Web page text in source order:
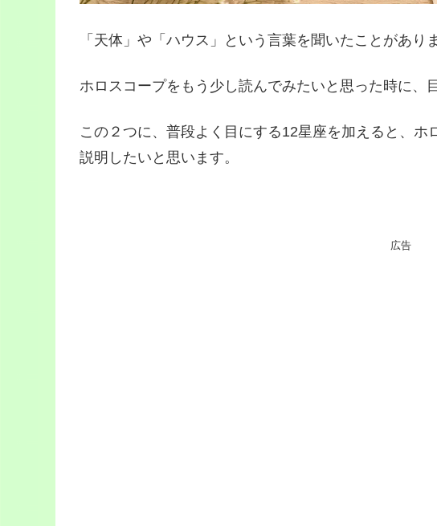
「天体」や「ハウス」という言葉を聞いたことがあり
ホロスコープをもう少し読んでみたいと思った時に、
この２つに、普段よく目にする12星座を加えると、
説明したいと思います。
広告